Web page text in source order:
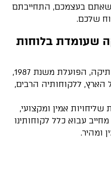
בעצמכם, התחייבתם
שלכם.
שעומדת בלוחות
מאך 1 הינה חברת שליחויות ותיקה, הפועלת משנת 1987,
הארץ, ללקוחותיה הרבים,
שליחויות אמין ומקצועי,
עבוא כלל לקוחותינו
ומהיר.